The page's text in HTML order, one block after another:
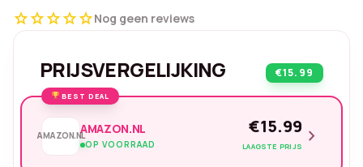
starstarstarstarstarNog geen reviews
PRIJSVERGELIJKING €15.99
BEST DEAL
AMAZON.NLAMAZON.NL
OP VOORRAAD
€15.99
LAAGSTE PRIJS chevron_right